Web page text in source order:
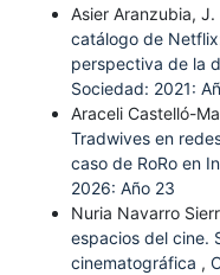
Asier Aranzubia,
catálogo de
perspectiva de la
Sociedad: 2021:
Araceli Castelló-
Tradwives en
caso de RoRo en
2026: Año 23
Nuria Navarro
espacios del cine.
cinematográfica ,